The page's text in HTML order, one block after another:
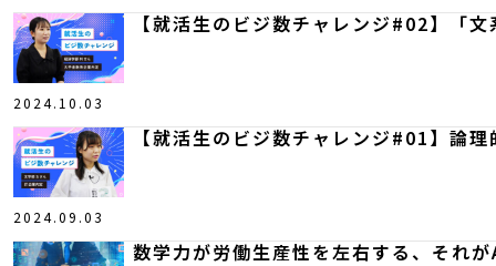
2024.10.03
【就活生のビジ数チャレンジ#02】「
2024.09.03
【就活生のビジ数チャレンジ#01】論
数学力が労働生産性を左右する、それ